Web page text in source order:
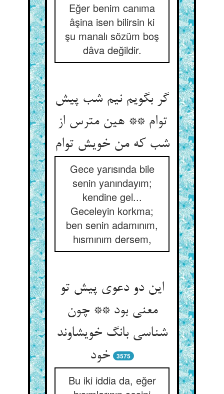
Eğer benim canıma
âşina isen bilirsin ki
şu manalı sözüm boş
dâva değildir.
گر بگویم نیم شب پیش
توام ** هین مترس از
شب که من خویش توام‏
Gece yarısında bile
senin yanındayım;
kendine gel...
Geceleyin korkma;
ben senin adamınım,
hısmınım dersem,
این دو دعوی پیش تو
معنی بود ** چون
شناسی بانگ خویشاوند
خود
3575
Bu iki iddia da, eğer